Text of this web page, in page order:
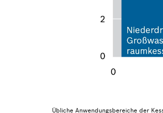
Übliche Anwendungsbereiche der